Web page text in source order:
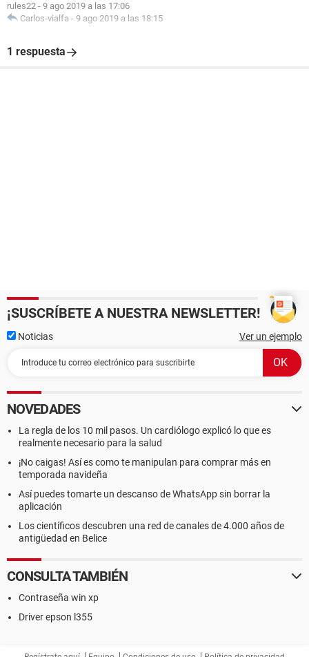
rules22 - 9 ago 2019 a las 17:06
Carlos-vialfa - 9 ago 2019 a las 18:15
1 respuesta
¡SUSCRÍBETE A NUESTRA NEWSLETTER!
Noticias Ver un ejemplo
NOVEDADES
La regla de los 10 mil pasos. Un cardiólogo explicó lo que es
realmente necesario para la salud
¡No caigas! Así es como te manipulan para comprar más en
temporada navideña
Así puedes tomarte un descanso de WhatsApp sin borrar la
aplicación
Los científicos descubren una red de canales de 4.000 años de
antigüedad en Belice
CONSULTA TAMBIÉN
Contraseña win xp
Driver epson l355